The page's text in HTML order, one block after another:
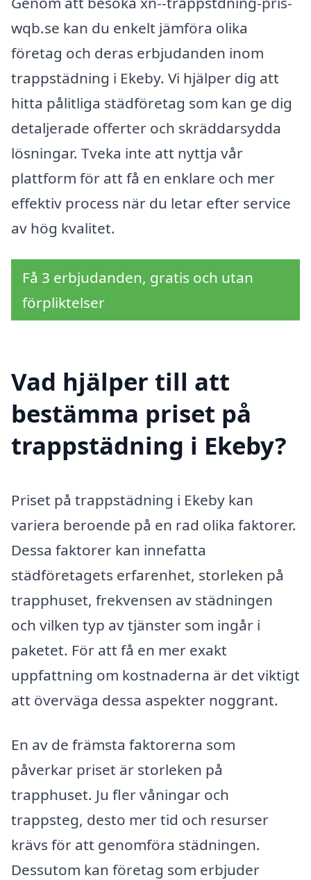
wqb.se kan du enkelt jämföra olika
företag och deras erbjudanden inom
trappstädning i Ekeby. Vi hjälper dig att
hitta pålitliga städföretag som kan ge dig
detaljerade offerter och skräddarsydda
lösningar. Tveka inte att nyttja vår
plattform för att få en enklare och mer
effektiv process när du letar efter service
av hög kvalitet.
Få 3 erbjudanden, gratis och utan
förpliktelser
Vad hjälper till att
bestämma priset på
trappstädning i Ekeby?
Priset på trappstädning i Ekeby kan
variera beroende på en rad olika faktorer.
Dessa faktorer kan innefatta
städföretagets erfarenhet, storleken på
trapphuset, frekvensen av städningen
och vilken typ av tjänster som ingår i
paketet. För att få en mer exakt
uppfattning om kostnaderna är det viktigt
att överväga dessa aspekter noggrant.
En av de främsta faktorerna som
påverkar priset är storleken på
trapphuset. Ju fler våningar och
trappsteg, desto mer tid och resurser
krävs för att genomföra städningen.
Dessutom kan företag som erbjuder